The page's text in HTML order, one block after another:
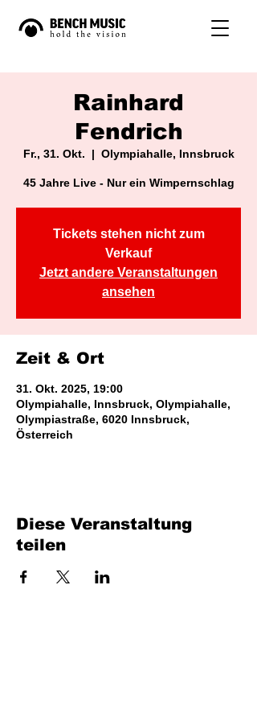
Rainhard
Fendrich
Fr., 31. Okt.
  |
Olympiahalle, Innsbruck
45 Jahre Live - Nur ein Wimpernschlag
Tickets stehen nicht zum
Verkauf
Jetzt andere Veranstaltungen
ansehen
Zeit & Ort
31. Okt. 2025, 19:00
Olympiahalle, Innsbruck, Olympiahalle,
Olympiastraße, 6020 Innsbruck,
Österreich
Diese Veranstaltung
teilen